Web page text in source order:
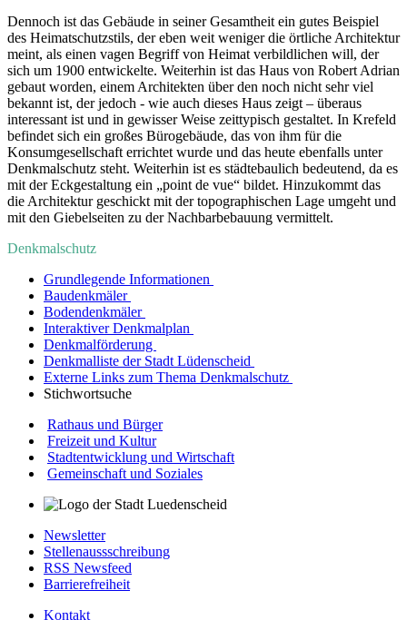
Dennoch ist das Gebäude in seiner Gesamtheit ein gutes Beispiel
des Heimatschutzstils, der eben weit weniger die örtliche Architektur
meint, als einen vagen Begriff von Heimat verbildlichen will, der
sich um 1900 entwickelte. Weiterhin ist das Haus von Robert Adrian
gebaut worden, einem Architekten über den noch nicht sehr viel
bekannt ist, der jedoch - wie auch dieses Haus zeigt – überaus
interessant ist und in gewisser Weise zeittypisch gestaltet. In Krefeld
befindet sich ein großes Bürogebäude, das von ihm für die
Konsumgesellschaft errichtet wurde und das heute ebenfalls unter
Denkmalschutz steht. Weiterhin ist es städtebaulich bedeutend, da es
mit der Eckgestaltung ein „point de vue“ bildet. Hinzukommt das
die Architektur geschickt mit der topographischen Lage umgeht und
mit den Giebelseiten zu der Nachbarbebauung vermittelt.
Denkmalschutz
Grundlegende Informationen
Baudenkmäler
Bodendenkmäler
Interaktiver Denkmalplan
Denkmalförderung
Denkmalliste der Stadt Lüdenscheid
Externe Links zum Thema Denkmalschutz
Stichwortsuche
Rathaus und Bürger
Freizeit und Kultur
Stadtentwicklung und Wirtschaft
Gemeinschaft und Soziales
Newsletter
Stellenaussschreibung
RSS Newsfeed
Barrierefreiheit
Kontakt